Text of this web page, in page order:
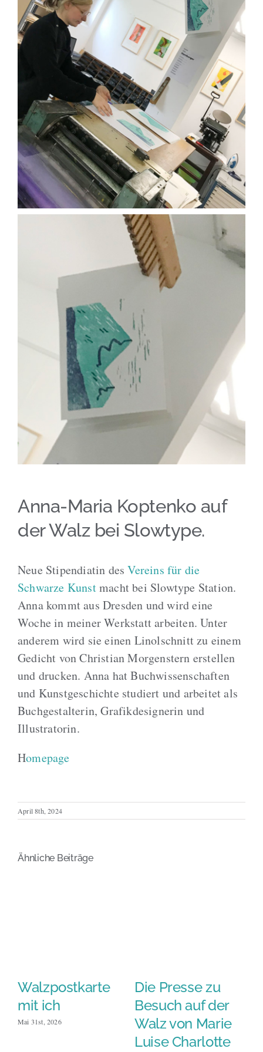
Anna-Maria Koptenko auf
der Walz bei Slowtype.
Neue Stipendiatin desVereins für die
Schwarze Kunstmacht bei Slowtype Station.
Anna kommt aus Dresden und wird eine
Woche in meiner Werkstatt arbeiten. Unter
anderem wird sie einen Linolschnitt zu einem
Gedicht von Christian Morgenstern erstellen
und drucken. Anna hat Buchwissenschaften
und Kunstgeschichte studiert und arbeitet als
Buchgestalterin, Grafikdesignerin und
Illustratorin.
Homepage
April 8th, 2024
Ähnliche Beiträge
Walzpostkarte
mit ich
Mai 31st, 2026
Die Presse zu
Besuch auf der
Walz von Marie
Luise Charlotte